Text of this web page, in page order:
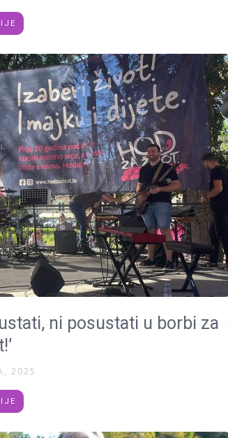
ni posustati u borbi za
2025